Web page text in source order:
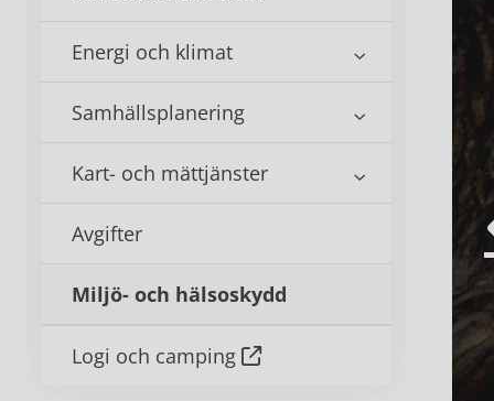
Energi och klimat
Samhällsplanering
Kart- och mättjänster
Avgifter
Miljö- och hälsoskydd
Logi och camping